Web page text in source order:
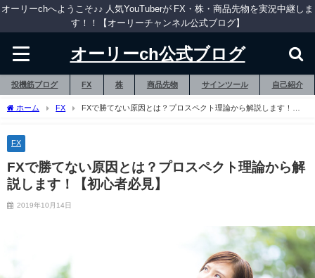
オーリーchへようこそ♪♪ 人気YouTuberが FX・株・商品先物を実況中継しま
す！！【オーリーチャンネル公式ブログ】
オーリーch公式ブログ
投機筋ブログ FX 株 商品先物 サインツール 自己紹介
ホーム FX
FXで勝てない原因とは？プロスペクト理論から解説します！
FX
FXで勝てない原因とは？プロスペクト理論から解
説します！【初心者必見】
2019年10月14日